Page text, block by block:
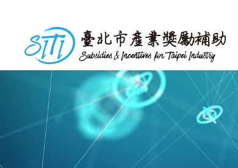
內
台北市產業獎勵補助